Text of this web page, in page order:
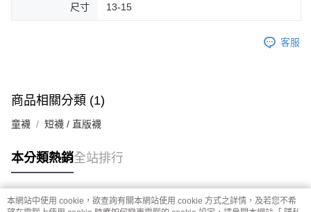
尺寸 13-15
客服
商品相關分類 (1)
童襪 短襪 / 直版襪
本分類熱銷全站排行
本網站中使用 cookie，欲查詢有關本網站使用 cookie 方式之詳情，及若您不希